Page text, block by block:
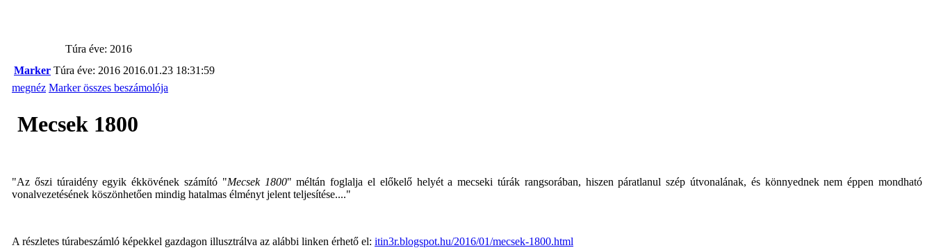
Túra éve: 2016
Marker Túra éve: 2016 2016.01.23 18:31:59
megnéz Marker összes beszámolója
Mecsek 1800
"Az őszi túraidény egyik ékkövének számító "Mecsek 1800" méltán foglalja el előkelő helyét a mecseki túrák rangsorában, hiszen páratlanul szép útvonalának, és könnyedneknem éppen mondható
vonalvezetésének köszönhetően mindig hatalmas élményt jelent teljesítése...."
A részletes túrabeszámló képekkel gazdagon illusztrálva az alábbi linken érhető el: itin3r.blogspot.hu/2016/01/mecsek-1800.html